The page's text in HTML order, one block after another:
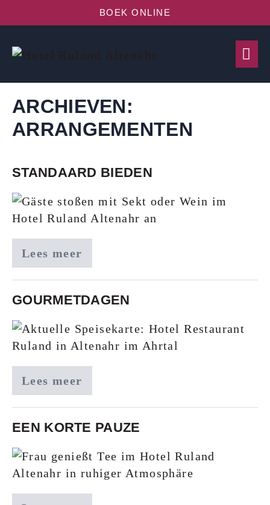
BOEK ONLINE
ARCHIEVEN:
ARRANGEMENTEN
STANDAARD BIEDEN
Lees meer
GOURMETDAGEN
Lees meer
EEN KORTE PAUZE